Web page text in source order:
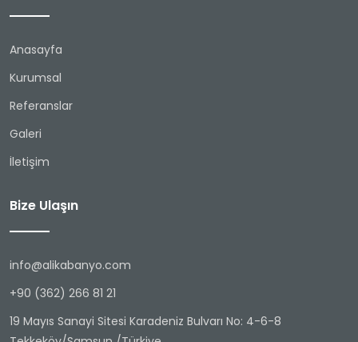
Anasayfa
Kurumsal
Referanslar
Galeri
İletişim
Bize Ulaşın
info@alikabanyo.com
+90 (362) 266 81 21
19 Mayıs Sanayi Sitesi Karadeniz Bulvarı No: 4-6-8